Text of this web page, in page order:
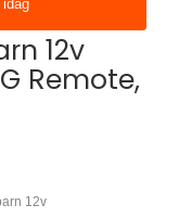
12v
Remote,
12v